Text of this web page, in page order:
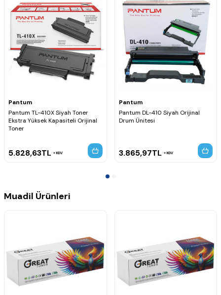
Pantum
Pantum TL-410X Siyah Toner
Ekstra Yüksek Kapasiteli Orijinal
Toner
5.828,63TL KDV
Pantum
Pantum DL-410 Siyah Orijinal
Drum Ünitesi
3.865,97TL KDV
Muadil Ürünleri